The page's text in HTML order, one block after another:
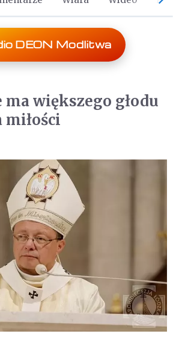
DEON Modlitwa
ma większego głodu